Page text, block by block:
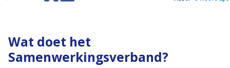
Wat doet het
Samenwerkingsverband?